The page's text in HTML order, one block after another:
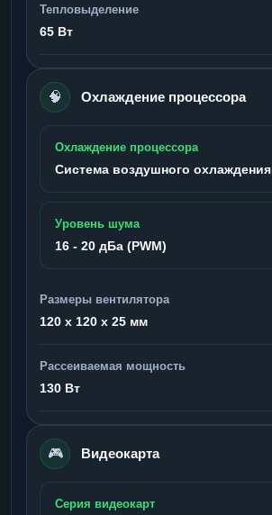
Тепловыделение
65 Вт
🧠 Охлаждение процессора
Охлаждение процессора
Система воздушного охлаждения
Уровень шума
16 - 20 дБа (PWM)
Размеры вентилятора
120 x 120 x 25 мм
Рассеиваемая мощность
130 Вт
🎮 Видеокарта
Серия видеокарт